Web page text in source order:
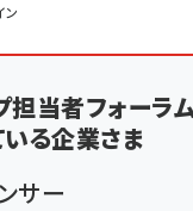
ン
担当者フォーラ
いる企業さま
サー